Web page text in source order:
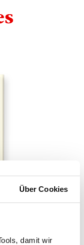
Über Cookies
damit wir